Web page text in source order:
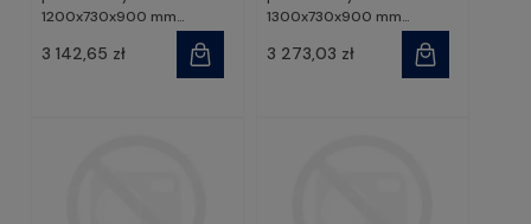
1200x730x900 mm
3 142,65 zł
1300x730x900 mm
3 273,03 zł